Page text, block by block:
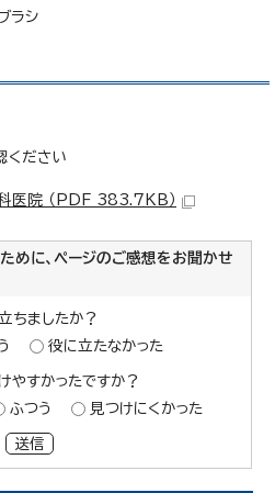
ラシ
ください
医院 （PDF 383.7KB）
めに、ページのご感想をお聞かせ
ちましたか？
役に立たなかった
やすかったですか？
ふつう 見つけにくかった
送信